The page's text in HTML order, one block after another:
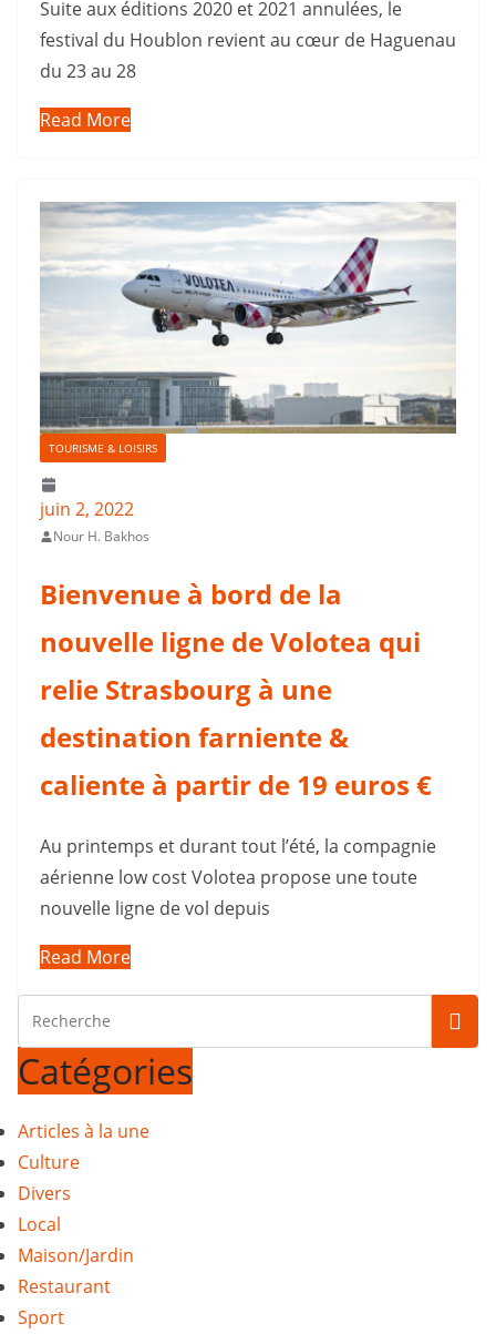
Suite aux éditions 2020 et 2021 annulées, le
festival du Houblon revient au cœur de Haguenau
du 23 au 28
Read More
TOURISME & LOISIRS
juin 2, 2022
Nour H. Bakhos
Bienvenue à bord de la
nouvelle ligne de Volotea qui
relie Strasbourg à une
destination farniente &
caliente à partir de 19 euros €
Au printemps et durant tout l’été, la compagnie
aérienne low cost Volotea propose une toute
nouvelle ligne de vol depuis
Read More
Catégories
Articles à la une
Culture
Divers
Local
Maison/Jardin
Restaurant
Sport